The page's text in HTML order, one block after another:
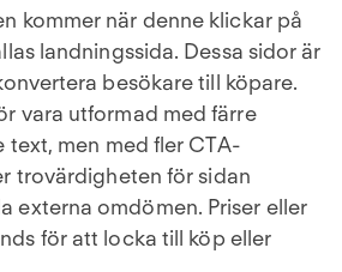
kommer när denne klickar på
landningssida. Dessa sidor är
besökare till köpare.
vara utformad med färre
text, men med fler CTA-
trovärdigheten för sidan
externa omdömen. Priser eller
för att locka till köp eller